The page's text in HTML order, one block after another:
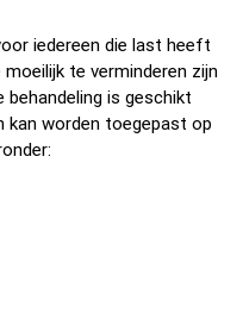
iedereen die last heeft
te verminderen zijn
is geschikt
kan worden toegepast op